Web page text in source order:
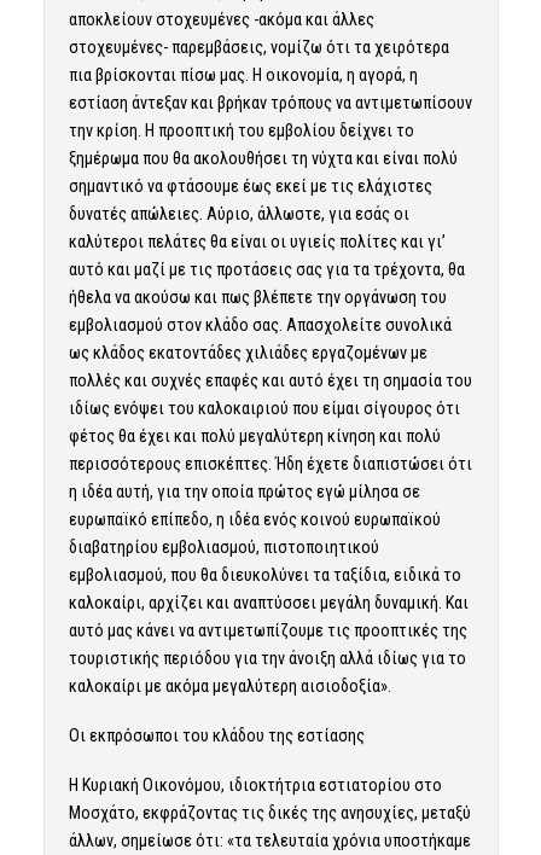
αποκλείουν στοχευμένες -ακόμα και άλλες
στοχευμένες- παρεμβάσεις, νομίζω ότι τα χειρότερα
πια βρίσκονται πίσω μας. Η οικονομία, η αγορά, η
εστίαση άντεξαν και βρήκαν τρόπους να αντιμετωπίσουν
την κρίση. Η προοπτική του εμβολίου δείχνει το
ξημέρωμα που θα ακολουθήσει τη νύχτα και είναι πολύ
σημαντικό να φτάσουμε έως εκεί με τις ελάχιστες
δυνατές απώλειες. Αύριο, άλλωστε, για εσάς οι
καλύτεροι πελάτες θα είναι οι υγιείς πολίτες και γι’
αυτό και μαζί με τις προτάσεις σας για τα τρέχοντα, θα
ήθελα να ακούσω και πως βλέπετε την οργάνωση του
εμβολιασμού στον κλάδο σας. Απασχολείτε συνολικά
ως κλάδος εκατοντάδες χιλιάδες εργαζομένων με
πολλές και συχνές επαφές και αυτό έχει τη σημασία του
ιδίως ενόψει του καλοκαιριού που είμαι σίγουρος ότι
φέτος θα έχει και πολύ μεγαλύτερη κίνηση και πολύ
περισσότερους επισκέπτες. Ήδη έχετε διαπιστώσει ότι
η ιδέα αυτή, για την οποία πρώτος εγώ μίλησα σε
ευρωπαϊκό επίπεδο, η ιδέα ενός κοινού ευρωπαϊκού
διαβατηρίου εμβολιασμού, πιστοποιητικού
εμβολιασμού, που θα διευκολύνει τα ταξίδια, ειδικά το
καλοκαίρι, αρχίζει και αναπτύσσει μεγάλη δυναμική. Και
αυτό μας κάνει να αντιμετωπίζουμε τις προοπτικές της
τουριστικής περιόδου για την άνοιξη αλλά ιδίως για το
καλοκαίρι με ακόμα μεγαλύτερη αισιοδοξία».
Οι εκπρόσωποι του κλάδου της εστίασης
Η Κυριακή Οικονόμου, ιδιοκτήτρια εστιατορίου στο
Μοσχάτο, εκφράζοντας τις δικές της ανησυχίες, μεταξύ
άλλων, σημείωσε ότι: «τα τελευταία χρόνια υποστήκαμε